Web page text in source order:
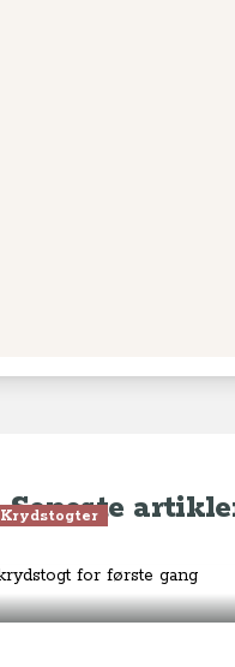
Seneste
Krydstogter